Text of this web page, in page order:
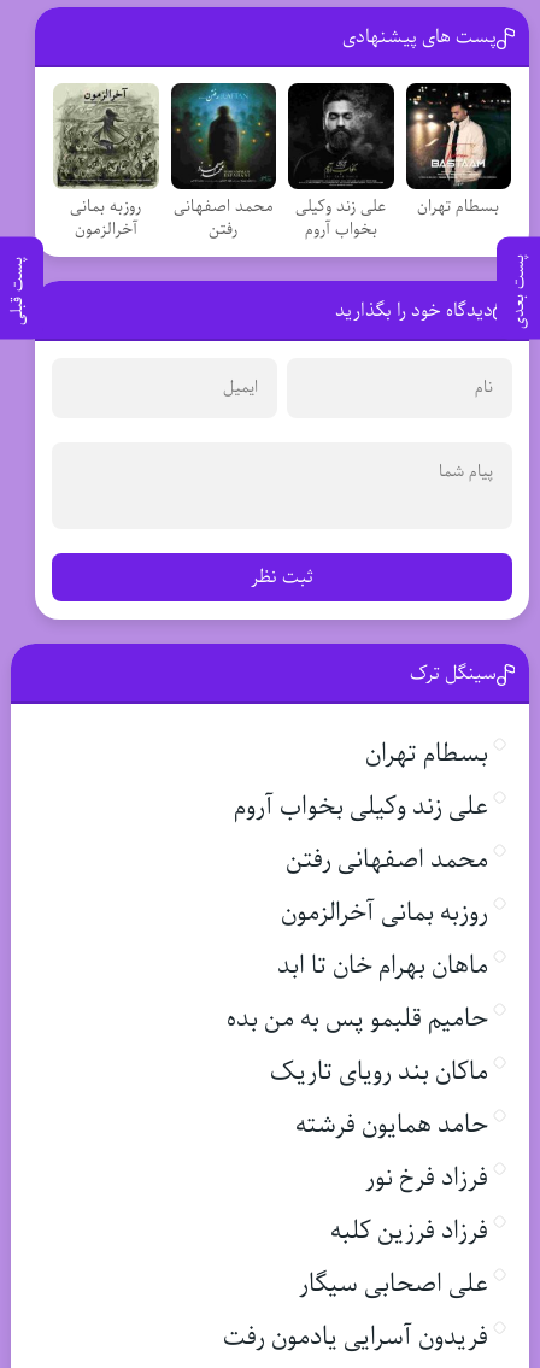
پست بعدی پست قبلی
پست های پیشنهادی
بسطام تهران
علی زند وکیلی
بخواب آروم
محمد اصفهانی
رفتن
روزبه بمانی
آخرالزمون
دیدگاه خود را بگذارید
ثبت نظر
سینگل ترک
بسطام تهران
علی زند وکیلی بخواب آروم
محمد اصفهانی رفتن
روزبه بمانی آخرالزمون
ماهان بهرام خان تا ابد
حامیم قلبمو پس به من بده
ماکان بند رویای تاریک
حامد همایون فرشته
فرزاد فرخ نور
فرزاد فرزین کلبه
علی اصحابی سیگار
فریدون آسرایی یادمون رفت